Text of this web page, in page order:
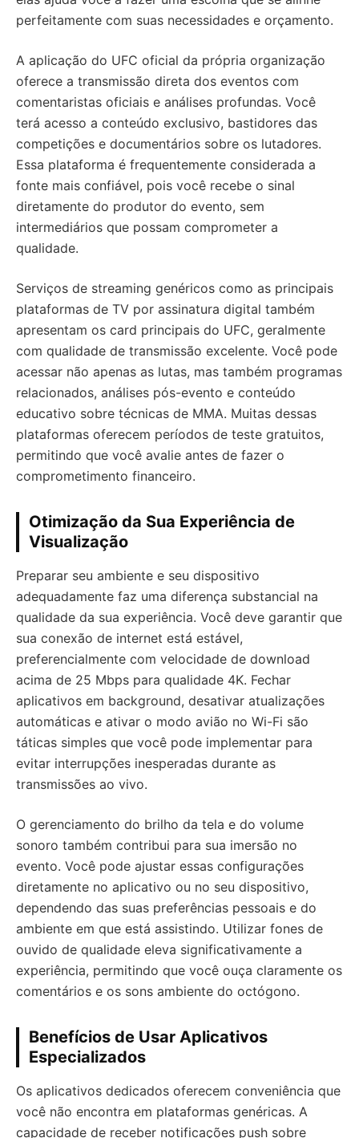
perfeitamente com suas necessidades e orçamento.
A aplicação do UFC oficial da própria organização
oferece a transmissão direta dos eventos com
comentaristas oficiais e análises profundas. Você
terá acesso a conteúdo exclusivo, bastidores das
competições e documentários sobre os lutadores.
Essa plataforma é frequentemente considerada a
fonte mais confiável, pois você recebe o sinal
diretamente do produtor do evento, sem
intermediários que possam comprometer a
qualidade.
Serviços de streaming genéricos como as principais
plataformas de TV por assinatura digital também
apresentam os card principais do UFC, geralmente
com qualidade de transmissão excelente. Você pode
acessar não apenas as lutas, mas também programas
relacionados, análises pós-evento e conteúdo
educativo sobre técnicas de MMA. Muitas dessas
plataformas oferecem períodos de teste gratuitos,
permitindo que você avalie antes de fazer o
comprometimento financeiro.
Otimização da Sua Experiência de
Visualização
Preparar seu ambiente e seu dispositivo
adequadamente faz uma diferença substancial na
qualidade da sua experiência. Você deve garantir que
sua conexão de internet está estável,
preferencialmente com velocidade de download
acima de 25 Mbps para qualidade 4K. Fechar
aplicativos em background, desativar atualizações
automáticas e ativar o modo avião no Wi-Fi são
táticas simples que você pode implementar para
evitar interrupções inesperadas durante as
transmissões ao vivo.
O gerenciamento do brilho da tela e do volume
sonoro também contribui para sua imersão no
evento. Você pode ajustar essas configurações
diretamente no aplicativo ou no seu dispositivo,
dependendo das suas preferências pessoais e do
ambiente em que está assistindo. Utilizar fones de
ouvido de qualidade eleva significativamente a
experiência, permitindo que você ouça claramente os
comentários e os sons ambiente do octógono.
Benefícios de Usar Aplicativos
Especializados
Os aplicativos dedicados oferecem conveniência que
você não encontra em plataformas genéricas. A
capacidade de receber notificações push sobre